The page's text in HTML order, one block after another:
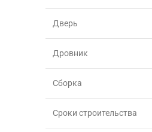
Дверь
Дровник
Сборка
Сроки строительства